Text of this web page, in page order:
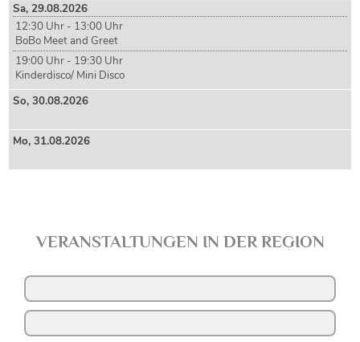
Sa,29.08.2026
12:30 Uhr - 13:00 Uhr
BoBo Meet and Greet
19:00 Uhr - 19:30 Uhr
Kinderdisco/ Mini Disco
So,30.08.2026
Mo,31.08.2026
VERANSTALTUNGEN IN DER REGION